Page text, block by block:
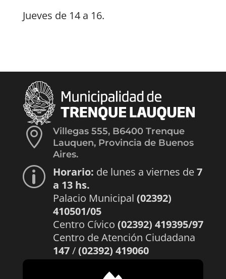
Jueves de 14 a 16.

Villegas 555, B6400 Trenque
Lauquen, Provincia de Buenos
Aires.
p Horario: de lunes a viernes de7
a 13 hs.
Palacio Municipal (02392)
410501/05
Centro Cívico (02392) 419395/97
Centro de Atención Ciudadana
147/(02392) 419060